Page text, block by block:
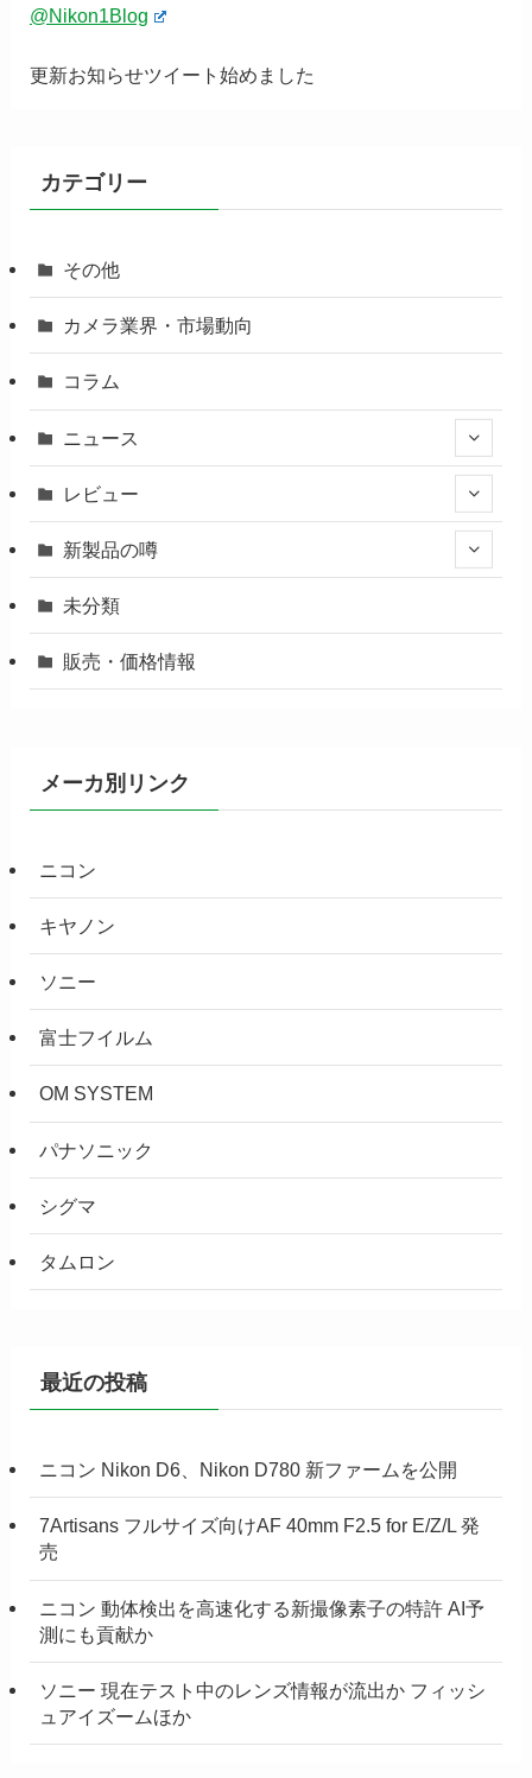
@Nikon1Blog
更新お知らせツイート始めました
カテゴリー
その他
カメラ業界・市場動向
コラム
ニュース
レビュー
新製品の噂
未分類
販売・価格情報
メーカ別リンク
ニコン
キヤノン
ソニー
富士フイルム
OM SYSTEM
パナソニック
シグマ
タムロン
最近の投稿
ニコン Nikon D6、Nikon D780 新ファームを公開
7Artisans フルサイズ向けAF 40mm F2.5 for E/Z/L 発
売
ニコン 動体検出を高速化する新撮像素子の特許 AI予
測にも貢献か
ソニー 現在テスト中のレンズ情報が流出か フィッシ
ュアイズームほか